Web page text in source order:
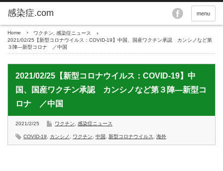
menu
Home ワクチン
感染症ニュース
2021/02/25【新型コロナウイルス：COVID-19】中国、国産ワクチン承認 カンシノなど第
３陣―新型コロナ ／中国
2021/02/25【新型コロナウイルス：COVID-19】中
国、国産ワクチン承認 カンシノなど第３陣―新型コ
ロナ ／中国
2021/2/25 ワクチン 感染症ニュース
COVID-19 カンシノ ワクチン 中国 新型コロナウイルス 海外